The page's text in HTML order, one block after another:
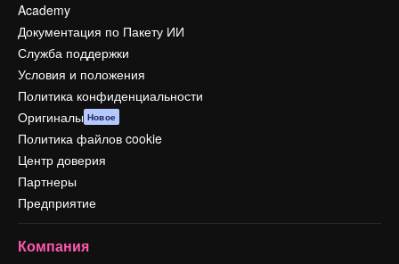
Academy
Документация по Пакету ИИ
Служба поддержки
Условия и положения
Политика конфиденциальности
Оригиналы Новое
Политика файлов cookie
Центр доверия
Партнеры
Предприятие
Компания